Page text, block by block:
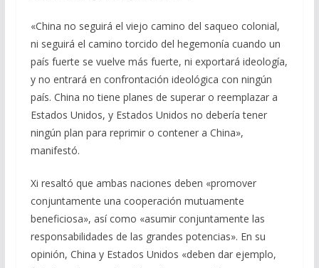
«China no seguirá el viejo camino del saqueo colonial,
ni seguirá el camino torcido del hegemonía cuando un
país fuerte se vuelve más fuerte, ni exportará ideología,
y no entrará en confrontación ideológica con ningún
país. China no tiene planes de superar o reemplazar a
Estados Unidos, y Estados Unidos no debería tener
ningún plan para reprimir o contener a China»,
manifestó.
Xi resaltó que ambas naciones deben «promover
conjuntamente una cooperación mutuamente
beneficiosa», así como «asumir conjuntamente las
responsabilidades de las grandes potencias». En su
opinión, China y Estados Unidos «deben dar ejemplo,